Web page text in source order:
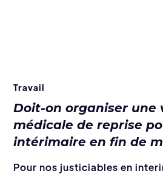
Travail
Doit-on organiser une
médicale de reprise
intérimaire en fin de
Pour nos justiciables en